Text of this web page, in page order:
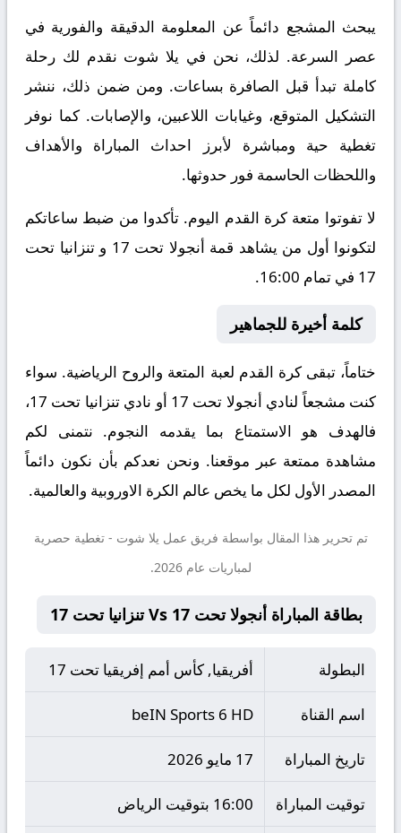
يبحث المشجع دائماً عن المعلومة الدقيقة والفورية في
عصر السرعة. لذلك، نحن في يلا شوت نقدم لك رحلة
كاملة تبدأ قبل الصافرة بساعات. ومن ضمن ذلك، ننشر
التشكيل المتوقع، وغيابات اللاعبين، والإصابات. كما نوفر
تغطية حية ومباشرة لأبرز احداث المباراة والأهداف
واللحظات الحاسمة فور حدوثها.
لا تفوتوا متعة كرة القدم اليوم. تأكدوا من ضبط ساعاتكم
لتكونوا أول من يشاهد قمة أنجولا تحت 17 و تنزانيا تحت
17 في تمام 16:00.
كلمة أخيرة للجماهير
ختاماً، تبقى كرة القدم لعبة المتعة والروح الرياضية. سواء
كنت مشجعاً لنادي أنجولا تحت 17 أو نادي تنزانيا تحت 17،
فالهدف هو الاستمتاع بما يقدمه النجوم. نتمنى لكم
مشاهدة ممتعة عبر موقعنا. ونحن نعدكم بأن نكون دائماً
المصدر الأول لكل ما يخص عالم الكرة الاوروبية والعالمية.
تم تحرير هذا المقال بواسطة فريق عمل يلا شوت - تغطية حصرية
لمباريات عام 2026.
بطاقة المباراة أنجولا تحت 17 Vs تنزانيا تحت 17
البطولة أفريقيا, كأس أمم إفريقيا تحت 17
اسم القناة beIN Sports 6 HD
تاريخ المباراة 17 مايو 2026
توقيت المباراة 16:00 بتوقيت الرياض